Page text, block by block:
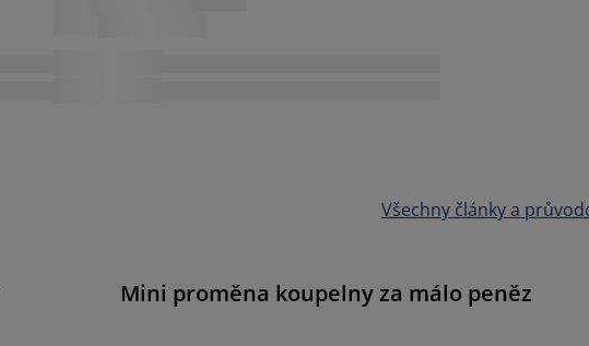
Všechny články a
Mini proměna koupelny za málo peněz